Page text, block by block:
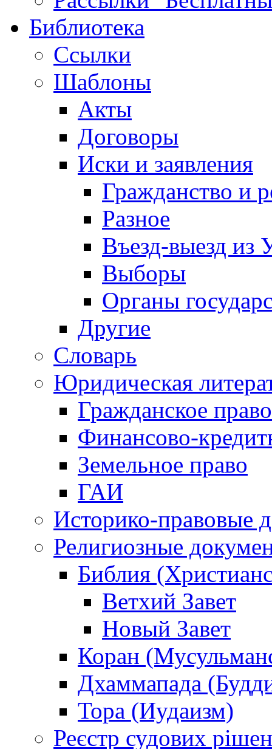
Библиотека
Ссылки
Шаблоны
Акты
Договоры
Иски и заявления
Гражданство и
Разное
Въезд-выезд из
Выборы
Органы
Другие
Словарь
Юридическая
Гражданское право
Финансово-
Земельное право
ГАИ
Историко-правовые
Религиозные
Библия
Ветхий Завет
Новый Завет
Коран
Дхаммапада
Тора (Иудаизм)
Реєстр судових